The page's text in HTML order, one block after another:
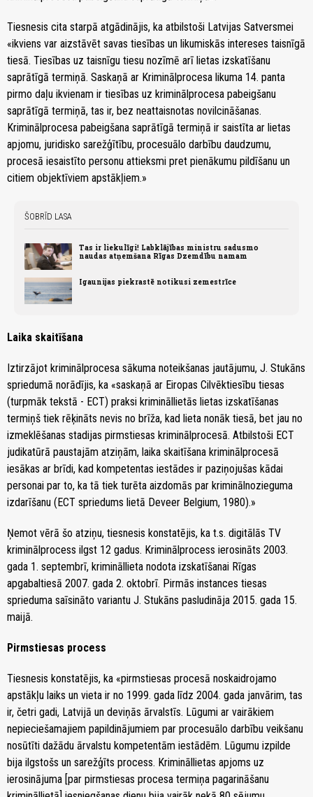
Tiesnesis cita starpā atgādinājis, ka atbilstoši Latvijas Satversmei
«ikviens var aizstāvēt savas tiesības un likumiskās intereses taisnīgā
tiesā. Tiesības uz taisnīgu tiesu nozīmē arī lietas izskatīšanu
saprātīgā termiņā. Saskaņā ar Kriminālprocesa likuma 14. panta
pirmo daļu ikvienam ir tiesības uz kriminālprocesa pabeigšanu
saprātīgā termiņā, tas ir, bez neattaisnotas novilcināšanas.
Kriminālprocesa pabeigšana saprātīgā termiņā ir saistīta ar lietas
apjomu, juridisko sarežģītību, procesuālo darbību daudzumu,
procesā iesaistīto personu attieksmi pret pienākumu pildīšanu un
citiem objektīviem apstākļiem.»
ŠOBRĪD LASA
Tas ir liekulīgi! Labklājības ministru sadusmo
naudas atņemšana Rīgas Dzemdību namam
Igaunijas piekrastē notikusi zemestrīce
Laika skaitīšana
Iztirzājot kriminālprocesa sākuma noteikšanas jautājumu, J. Stukāns
spriedumā norādījis, ka «saskaņā ar Eiropas Cilvēktiesību tiesas
(turpmāk tekstā - ECT) praksi krimināllietās lietas izskatīšanas
termiņš tiek rēķināts nevis no brīža, kad lieta nonāk tiesā, bet jau no
izmeklēšanas stadijas pirmstiesas kriminālprocesā. Atbilstoši ECT
judikatūrā paustajām atziņām, laika skaitīšana kriminālprocesā
iesākas ar brīdi, kad kompetentas iestādes ir paziņojušas kādai
personai par to, ka tā tiek turēta aizdomās par kriminālnozieguma
izdarīšanu (ECT spriedums lietā Deveer Belgium, 1980).»
Ņemot vērā šo atziņu, tiesnesis konstatējis, ka t.s. digitālās TV
kriminālprocess ilgst 12 gadus. Kriminālprocess ierosināts 2003.
gada 1. septembrī, krimināllieta nodota izskatīšanai Rīgas
apgabaltiesā 2007. gada 2. oktobrī. Pirmās instances tiesas
sprieduma saīsināto variantu J. Stukāns pasludināja 2015. gada 15.
maijā.
Pirmstiesas process
Tiesnesis konstatējis, ka «pirmstiesas procesā noskaidrojamo
apstākļu laiks un vieta ir no 1999. gada līdz 2004. gada janvārim, tas
ir, četri gadi, Latvijā un deviņās ārvalstīs. Lūgumi ar vairākiem
nepieciešamajiem papildinājumiem par procesuālo darbību veikšanu
nosūtīti dažādu ārvalstu kompetentām iestādēm. Lūgumu izpilde
bija ilgstošs un sarežģīts process. Krimināllietas apjoms uz
ierosinājuma [par pirmstiesas procesa termiņa pagarināšanu